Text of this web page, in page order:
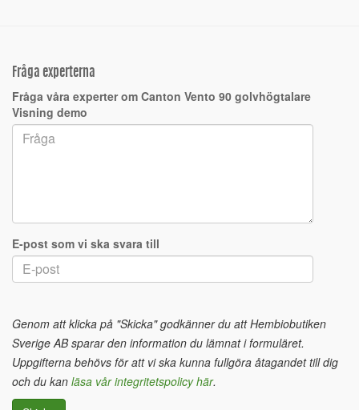
Fråga experterna
Fråga våra experter om Canton Vento 90 golvhögtalare
Visning demo
E-post som vi ska svara till
Genom att klicka på "Skicka" godkänner du att Hembiobutiken
Sverige AB sparar den information du lämnat i formuläret.
Uppgifterna behövs för att vi ska kunna fullgöra åtagandet till dig
och du kan läsa vår integritetspolicy här.